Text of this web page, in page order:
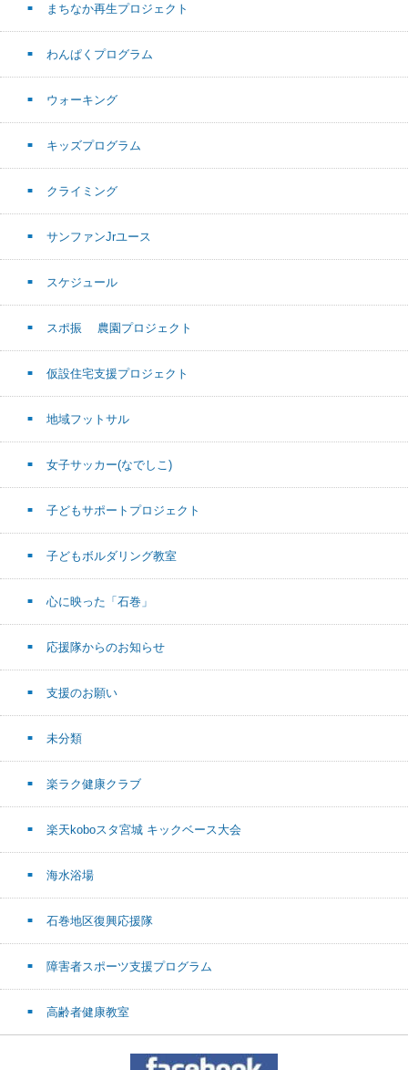
まちなか再生プロジェクト
わんぱくプログラム
ウォーキング
キッズプログラム
クライミング
サンファンJrユース
スケジュール
スポ振 農園プロジェクト
仮設住宅支援プロジェクト
地域フットサル
女子サッカー(なでしこ)
子どもサポートプロジェクト
子どもボルダリング教室
心に映った「石巻」
応援隊からのお知らせ
支援のお願い
未分類
楽ラク健康クラブ
楽天koboスタ宮城 キックベース大会
海水浴場
石巻地区復興応援隊
障害者スポーツ支援プログラム
高齢者健康教室